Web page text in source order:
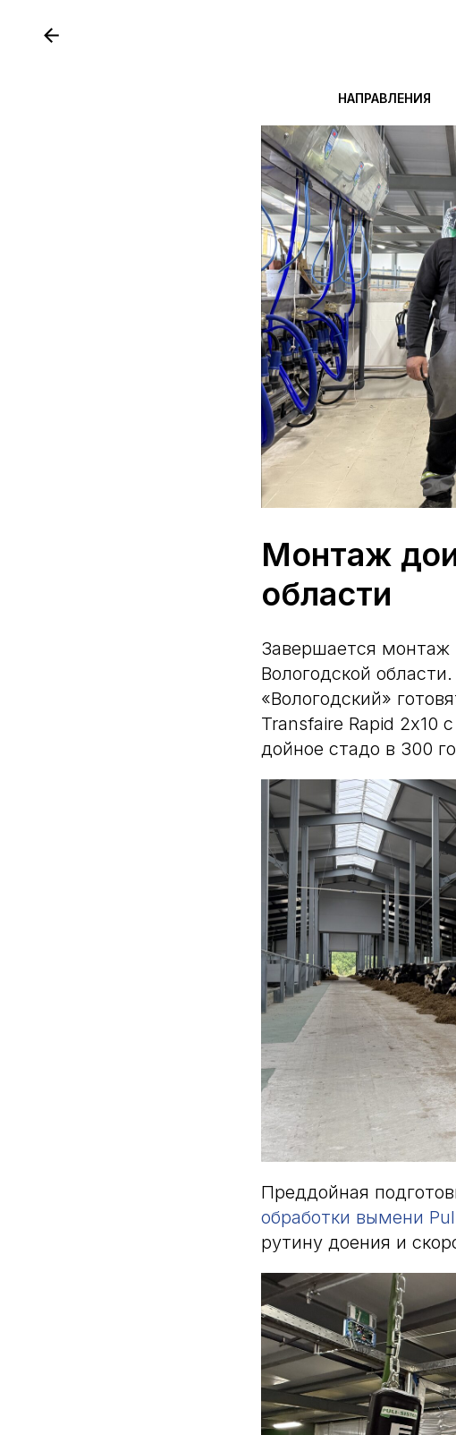
НАПРАВЛЕНИЯ
Монтаж
области
Завершается монтаж
Вологодской
«Вологодский»
Transfaire Rapid 2х10 с
дойное стадо в 300
Преддойная
обработки вымени
рутину доения и